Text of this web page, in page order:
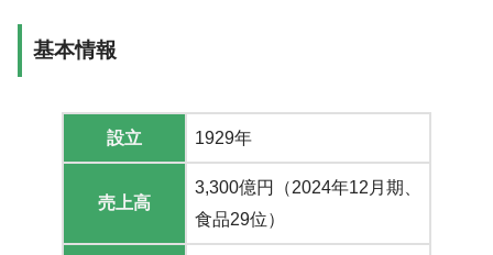
基本情報
設立 1929年
売上高
3,300億円（2024年12月期、
食品29位）